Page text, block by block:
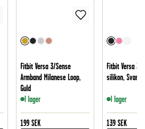
Fitbit Versa 3/Sense
Armband Milanese Loop,
Guld
I lager
199 SEK
Fitbit Versa 3
silikon, Svart
I lager
139 SEK